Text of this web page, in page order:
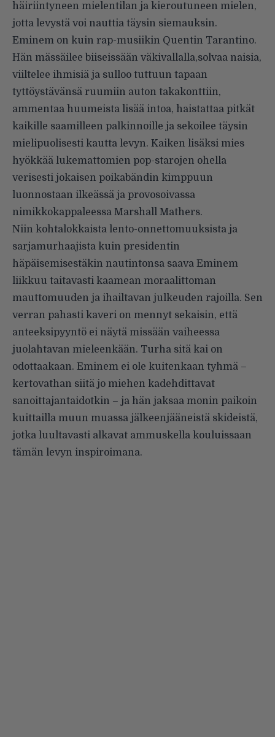
häiriintyneen mielentilan ja kieroutuneen mielen,
jotta levystä voi nauttia täysin siemauksin.
Eminem on kuin rap-musiikin Quentin Tarantino.
Hän mässäilee biiseissään väkivallalla,solvaa naisia,
viiltelee ihmisiä ja sulloo tuttuun tapaan
tyttöystävänsä ruumiin auton takakonttiin,
ammentaa huumeista lisää intoa, haistattaa pitkät
kaikille saamilleen palkinnoille ja sekoilee täysin
mielipuolisesti kautta levyn. Kaiken lisäksi mies
hyökkää lukemattomien pop-starojen ohella
verisesti jokaisen poikabändin kimppuun
luonnostaan ilkeässä ja provosoivassa
nimikkokappaleessa Marshall Mathers.
Niin kohtalokkaista lento-onnettomuuksista ja
sarjamurhaajista kuin presidentin
häpäisemisestäkin nautintonsa saava Eminem
liikkuu taitavasti kaamean moraalittoman
mauttomuuden ja ihailtavan julkeuden rajoilla. Sen
verran pahasti kaveri on mennyt sekaisin, että
anteeksipyyntö ei näytä missään vaiheessa
juolahtavan mieleenkään. Turha sitä kai on
odottaakaan. Eminem ei ole kuitenkaan tyhmä –
kertovathan siitä jo miehen kadehdittavat
sanoittajantaidotkin – ja hän jaksaa monin paikoin
kuittailla muun muassa jälkeenjääneistä skideistä,
jotka luultavasti alkavat ammuskella kouluissaan
tämän levyn inspiroimana.